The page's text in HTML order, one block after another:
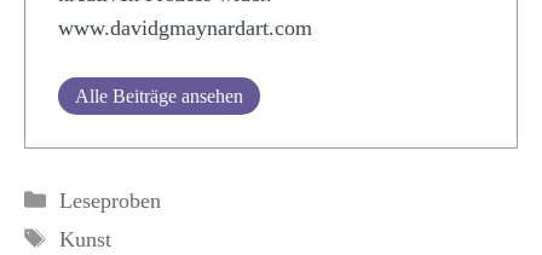
www.davidgmaynardart.com
Alle Beiträge ansehen
Kategorien
Leseproben
Schlagwörter
Kunst